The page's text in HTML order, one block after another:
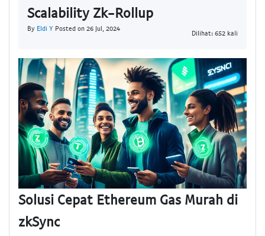
Scalability Zk-Rollup
By Eldi Y Posted on 26 Jul, 2024
Dilihat: 652 kali
Solusi Cepat Ethereum Gas Murah di
zkSync